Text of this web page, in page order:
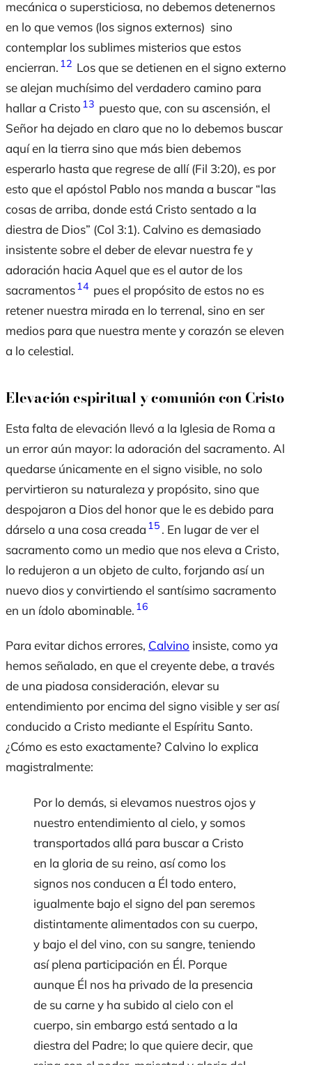
mecánica o supersticiosa, no debemos detenernos
en lo que vemos (los signos externos) sino
contemplar los sublimes misterios que estos
encierran. 12 Los que se detienen en el signo externo
se alejan muchísimo del verdadero camino para
hallar a Cristo 13 puesto que, con su ascensión, el
Señor ha dejado en claro que no lo debemos buscar
aquí en la tierra sino que más bien debemos
esperarlo hasta que regrese de allí (Fil 3:20), es por
esto que el apóstol Pablo nos manda a buscar “las
cosas de arriba, donde está Cristo sentado a la
diestra de Dios” (Col 3:1). Calvino es demasiado
insistente sobre el deber de elevar nuestra fe y
adoración hacia Aquel que es el autor de los
sacramentos14 pues el propósito de estos no es
retener nuestra mirada en lo terrenal, sino en ser
medios para que nuestra mente y corazón se eleven
a lo celestial.
Elevación espiritual y comunión con Cristo
Esta falta de elevación llevó a la Iglesia de Roma a
un error aún mayor: la adoración del sacramento. Al
quedarse únicamente en el signo visible, no solo
pervirtieron su naturaleza y propósito, sino que
despojaron a Dios del honor que le es debido para
dárselo a una cosa creada 15 . En lugar de ver el
sacramento como un medio que nos eleva a Cristo,
lo redujeron a un objeto de culto, forjando así un
nuevo dios y convirtiendo el santísimo sacramento
en un ídolo abominable. 16
Para evitar dichos errores, Calvino insiste, como ya
hemos señalado, en que el creyente debe, a través
de una piadosa consideración, elevar su
entendimiento por encima del signo visible y ser así
conducido a Cristo mediante el Espíritu Santo.
¿Cómo es esto exactamente? Calvino lo explica
magistralmente:
Por lo demás, si elevamos nuestros ojos y
nuestro entendimiento al cielo, y somos
transportados allá para buscar a Cristo
en la gloria de su reino, así como los
signos nos conducen a Él todo entero,
igualmente bajo el signo del pan seremos
distintamente alimentados con su cuerpo,
y bajo el del vino, con su sangre, teniendo
así plena participación en Él. Porque
aunque Él nos ha privado de la presencia
de su carne y ha subido al cielo con el
cuerpo, sin embargo está sentado a la
diestra del Padre; lo que quiere decir, que